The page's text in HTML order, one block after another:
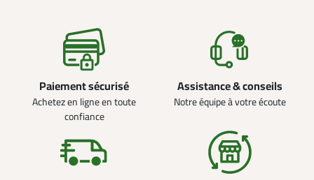
Paiement sécurisé
Achetez en ligne en toute
confiance
Assistance & conseils
Notre équipe à votre écoute